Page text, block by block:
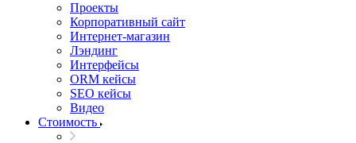
Проекты
Корпоративный сайт
Интернет-магазин
Лэндинг
Интерфейсы
ORM кейсы
SEO кейсы
Видео
Стоимость